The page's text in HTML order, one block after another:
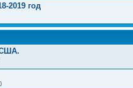
2019 год